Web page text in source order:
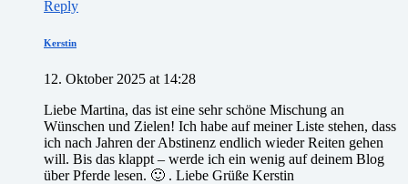
Reply
Kerstin
12. Oktober 2025 at 14:28
Liebe Martina, das ist eine sehr schöne Mischung an
Wünschen und Zielen! Ich habe auf meiner Liste stehen, dass
ich nach Jahren der Abstinenz endlich wieder Reiten gehen
will. Bis das klappt – werde ich ein wenig auf deinem Blog
über Pferde lesen. 🙂 . Liebe Grüße Kerstin